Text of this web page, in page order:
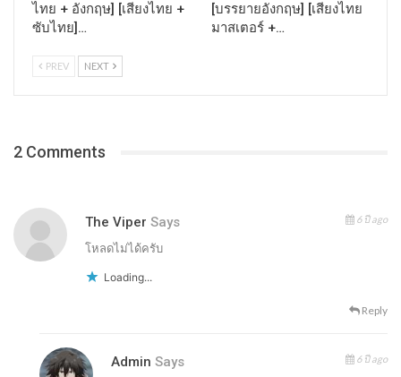
ไทย + อังกฤษ] [เสียงไทย +
ซับไทย]…
[บรรยายอังกฤษ] [เสียงไทย
มาสเตอร์ +…
PREV NEXT
2 Comments
The Viper Says 6 ปี ago
โหลดไม่ได้ครับ
Loading...
Reply
Admin Says 6 ปี ago